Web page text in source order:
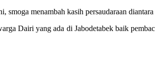
menambah kasih persaudaraan
Dairi yang ada di Jabodetabek baik